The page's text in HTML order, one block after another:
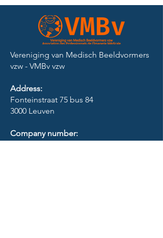
Vereniging van Medisch Beeldvormers
vzw - VMBv vzw​
Address:
Fonteinstraat 75 bus 84
3000 Leuven
Company number: